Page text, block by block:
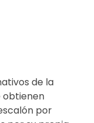
de la
obtienen
por